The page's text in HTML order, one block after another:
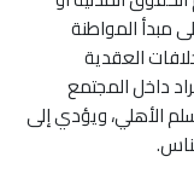
مبدأ المواطنة
العقدية
داخل المجتمع
الأهلي، ويؤدي إلى